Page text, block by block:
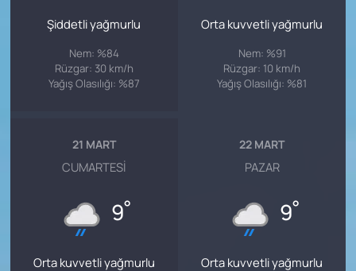
Şiddetli yağmurlu
Nem: %84
Rüzgar: 30 km/h
Yağış Olasılığı: %87
Orta kuvvetli yağmurlu
Nem: %91
Rüzgar: 10 km/h
Yağış Olasılığı: %81
21 MART
CUMARTESI
9°
Orta kuvvetli yağmurlu
22 MART
PAZAR
9°
Orta kuvvetli yağmurlu